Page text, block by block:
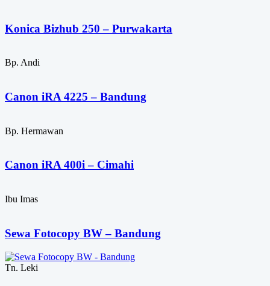
Konica Bizhub 250 – Purwakarta
Bp. Andi
Canon iRA 4225 – Bandung
Bp. Hermawan
Canon iRA 400i – Cimahi
Ibu Imas
Sewa Fotocopy BW – Bandung
Tn. Leki